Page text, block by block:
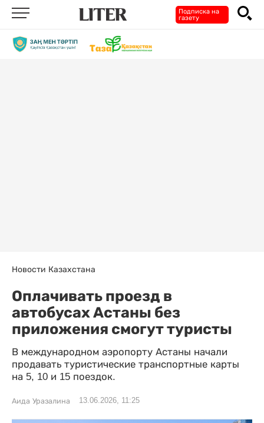
Подписка на
газету
Новости Казахстана
Оплачивать проезд в
автобусах Астаны без
приложения смогут туристы
В международном аэропорту Астаны начали
продавать туристические транспортные карты
на 5, 10 и 15 поездок.
Аида Уразалина 13.06.2026, 11:25